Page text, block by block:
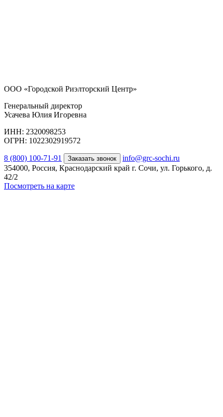
ООО «Городской Риэлторский Центр»
Генеральный директор
Усачева Юлия Игоревна
ИНН: 2320098253
ОГРН: 1022302919572
8 (800) 100-71-91 Заказать звонок
info@grc-sochi.ru
354000, Россия, Краснодарский край г. Сочи, ул. Горького, д.
42/2
Посмотреть на карте